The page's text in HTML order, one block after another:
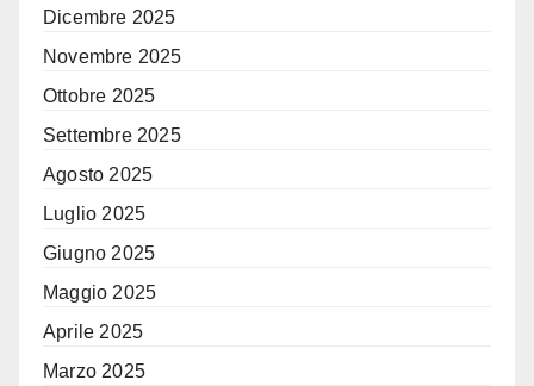
Dicembre 2025
Novembre 2025
Ottobre 2025
Settembre 2025
Agosto 2025
Luglio 2025
Giugno 2025
Maggio 2025
Aprile 2025
Marzo 2025